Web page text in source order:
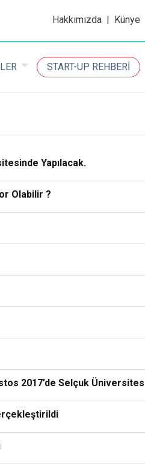
Dergisi
Hakkımızda | Künye
START-UP REHBERİ
Yapılacak.
Olabilir ?
2017’de Selçuk